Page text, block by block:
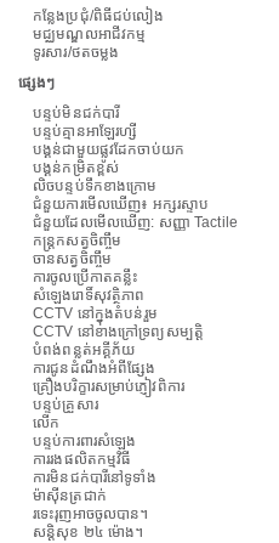
កន្លែងប្រជុំ/ពិធីជប់លៀង
មជ្ឈមណ្ឌលអាជីវកម្ម
ទូរសារ/ថតចម្លង
ផ្សេងៗ
បន្ទប់មិនជក់បារី
បន្ទប់គ្មានអាឡែរហ្សី
បង្គន់ជាមួយផ្លូវដែកចាប់យក
បង្គន់កម្រិតខ្ពស់
លិចបន្ទប់ទឹកខាងក្រោម
ជំនួយការមើលឃើញ៖ អក្សរស្ទាប
ជំនួយ​ដែល​មើល​ឃើញ​: សញ្ញា Tactile
កន្ត្រកសត្វចិញ្ចឹម
ចានសត្វចិញ្ចឹម
ការចូលប្រើកាតគន្លឹះ
សំឡេងរោទិ៍សុវត្ថិភាព
CCTV នៅក្នុងតំបន់រួម
CCTV នៅខាងក្រៅទ្រព្យសម្បត្តិ
បំពង់​ពន្លត់អគ្គីភ័យ
ការជូនដំណឹងអំពីផ្សែង
គ្រឿងបរិក្ខារសម្រាប់ភ្ញៀវពិការ
បន្ទប់គ្រួសារ
លើក
បន្ទប់ការពារសំឡេង
ការរងផលិតកម្មវិធី
ការមិនជក់បារីនៅទូទាំង
ម៉ាស៊ីនត្រជាក់
រទេះរុញអាចចូលបាន។
សន្តិសុខ ២៤ ម៉ោង។